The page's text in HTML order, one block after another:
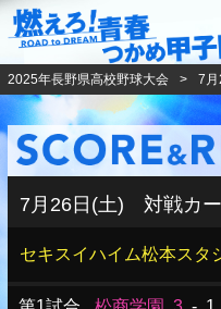
2025年長野県高校野球大会 7月
7月26日(土) 対戦カ
セキスイハイム松本スタ